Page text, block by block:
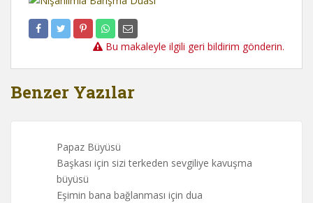
Bu makaleyle ilgili geri bildirim gönderin.
Benzer Yazılar
Papaz Büyüsü
Başkası için sizi terkeden sevgiliye kavuşma
büyüsü
Eşimin bana bağlanması için dua